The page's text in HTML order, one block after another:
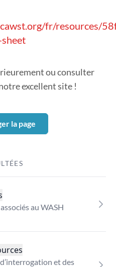
fr/resources/
ou consulter
excellent site !
la page
au WASH
et des